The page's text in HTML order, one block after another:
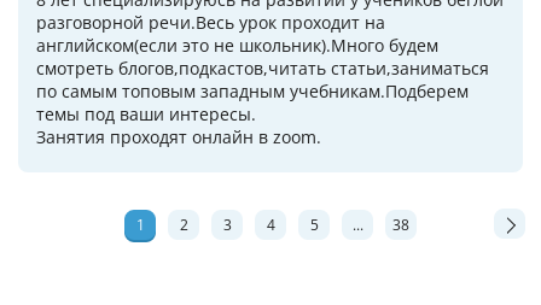
разговорной речи.Весь урок проходит на
английском(если это не школьник).Много будем
смотреть блогов,подкастов,читать статьи,заниматься
по самым топовым западным учебникам.Подберем
темы под ваши интересы.
Занятия проходят онлайн в zoom.
1 2 3 4 5 ... 38